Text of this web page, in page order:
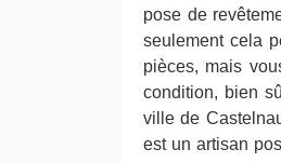
pose de
seulement cela
pièces, mais
condition, bien
ville de
est un artisan